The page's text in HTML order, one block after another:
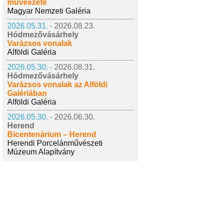
művészete
Magyar Nemzeti Galéria
2026.05.31. - 2026.08.23.
Hódmezővásárhely
Varázsos vonalak
Alföldi Galéria
2026.05.30. - 2026.08.31.
Hódmezővásárhely
Varázsos vonalak az Alföldi
Galériában
Alföldi Galéria
2026.05.30. - 2026.06.30.
Herend
Bicentenárium – Herend
Herendi Porcelánművészeti
Múzeum Alapítvány